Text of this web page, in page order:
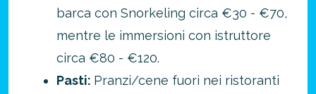
barca con Snorkeling circa €30 - €70,
mentre le immersioni con istruttore
circa €80 - €120.
Pasti: Pranzi/cene fuori nei ristoranti